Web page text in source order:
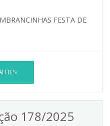
FESTA DE
178/2025